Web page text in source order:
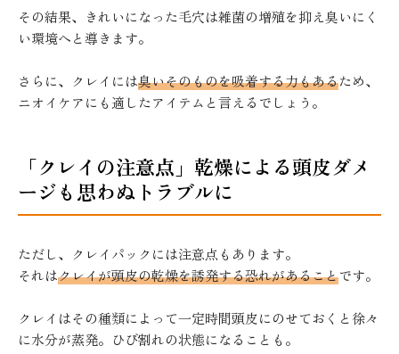
その結果、きれいになった毛穴は雑菌の増殖を抑え臭いにく
い環境へと導きます。
さらに、クレイには臭いそのものを吸着する力もあるため、
ニオイケアにも適したアイテムと言えるでしょう。
「クレイの注意点」乾燥による頭皮ダメ
ージも思わぬトラブルに
ただし、クレイパックには注意点もあります。
それはクレイが頭皮の乾燥を誘発する恐れがあることです。
クレイはその種類によって一定時間頭皮にのせておくと徐々
に水分が蒸発。ひび割れの状態になることも。